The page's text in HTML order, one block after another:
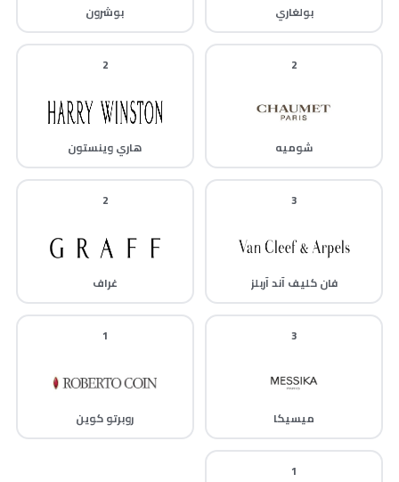
بولغاري بوشرون
2
شوميه
2
هاري وينستون
3
فان كليف آند آربلز
2
غراف
3
ميسيكا
1
روبرتو كوين
1